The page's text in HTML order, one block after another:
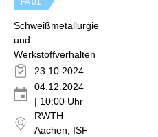
FA 01
Schweißmetallurgie
und
Werkstoffverhalten
23.10.2024
04.12.2024
| 10:00 Uhr
RWTH
Aachen, ISF